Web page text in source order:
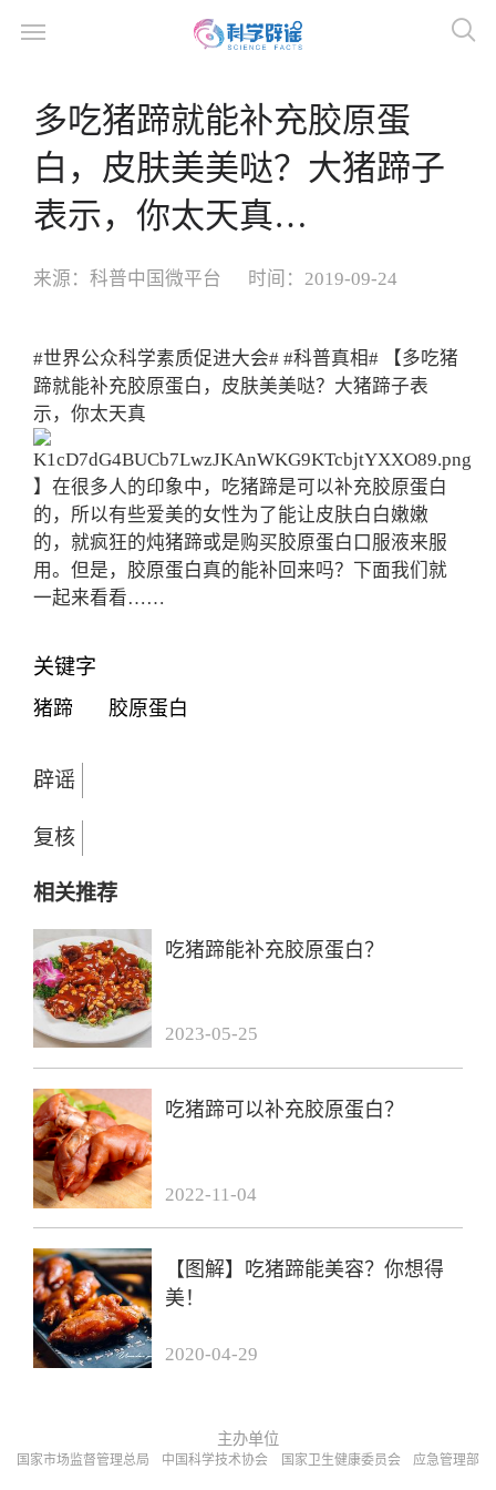
多吃猪蹄就能补充胶原蛋
白，皮肤美美哒？大猪蹄子
表示，你太天真…
来源： 科普中国微平台 时间： 2019-09-24
#世界公众科学素质促进大会# #科普真相#【多吃猪
蹄就能补充胶原蛋白，皮肤美美哒？大猪蹄子表
示，你太天真
】在很多人的印象中，吃猪蹄是可以补充胶原蛋白
的，所以有些爱美的女性为了能让皮肤白白嫩嫩
的，就疯狂的炖猪蹄或是购买胶原蛋白口服液来服
用。但是，胶原蛋白真的能补回来吗？下面我们就
一起来看看……
关键字
猪蹄 胶原蛋白
辟谣
复核
相关推荐
吃猪蹄能补充胶原蛋白？
2023-05-25
吃猪蹄可以补充胶原蛋白？
2022-11-04
【图解】吃猪蹄能美容？你想得
美！
2020-04-29
主办单位
国家市场监督管理总局 中国科学技术协会 国家卫生健康委员会 应急管理部